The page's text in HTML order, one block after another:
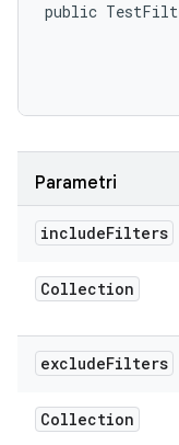
public
Parametri
includeFilters
Collection
excludeFilters
Collection